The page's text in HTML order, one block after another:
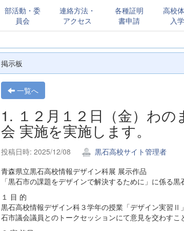
部活動・委
員会
連絡方法・
アクセス
各種証明
書申請
高校
入学
掲示板
一覧へ
1. １２月１２日（金）わ
会 実施を実施します。
投稿日時: 2025/12/08
黒石高校サイト管理者
青森県立黒石高校情報デザイン科展 展示作品
「黒石市の課題をデザインで解決するために」に係る
１ 目 的
黒石高校情報デザイン科３学年の授業「デザイン実習
石市議会議員とのトークセッションにて意見を交わす